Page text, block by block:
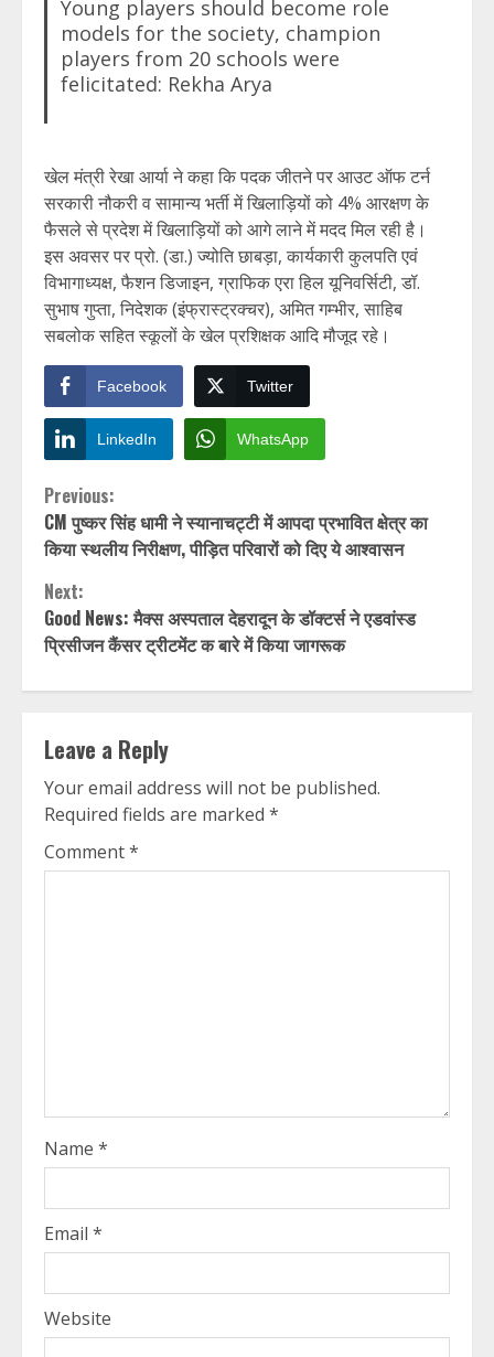
Young players should become role
models for the society, champion
players from 20 schools were
felicitated: Rekha Arya
खेल मंत्री रेखा आर्या ने कहा कि पदक जीतने पर आउट ऑफ टर्न
सरकारी नौकरी व सामान्य भर्ती में खिलाड़ियों को 4% आरक्षण के
फैसले से प्रदेश में खिलाड़ियों को आगे लाने में मदद मिल रही है।
इस अवसर पर प्रो. (डा.) ज्योति छाबड़ा, कार्यकारी कुलपति एवं
विभागाध्यक्ष, फैशन डिजाइन, ग्राफिक एरा हिल यूनिवर्सिटी, डॉ.
सुभाष गुप्ता, निदेशक (इंफ्रास्ट्रक्चर), अमित गम्भीर, साहिब
सबलोक सहित स्कूलों के खेल प्रशिक्षक आदि मौजूद रहे।
Facebook Twitter
LinkedIn WhatsApp
Continue
Reading
Previous:
CM पुष्कर सिंह धामी ने स्यानाचट्टी में आपदा प्रभावित क्षेत्र का
किया स्थलीय निरीक्षण, पीड़ित परिवारों को दिए ये आश्वासन
Next:
Good News: मैक्स अस्पताल देहरादून के डॉक्टर्स ने एडवांस्ड
प्रिसीजन कैंसर ट्रीटमेंट क बारे में किया जागरूक
Leave a Reply
Your email address will not be published.
Required fields are marked *
Comment*
Name *
Email *
Website